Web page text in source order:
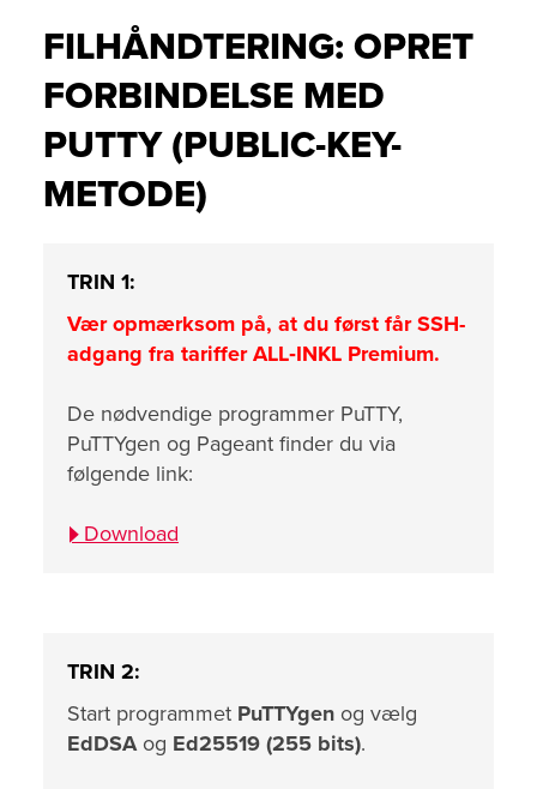
FILHÅNDTERING: OPRET
FORBINDELSE MED
PUTTY (PUBLIC-KEY-
METODE)
TRIN 1:
Vær opmærksom på, at du først får SSH-
adgang fra tariffer ALL‑INKL Premium.
De nødvendige programmer PuTTY,
PuTTYgen og Pageant finder du via
følgende link:
Download
TRIN 2:
Start programmet PuTTYgen og vælg
EdDSAog Ed25519 (255 bits).